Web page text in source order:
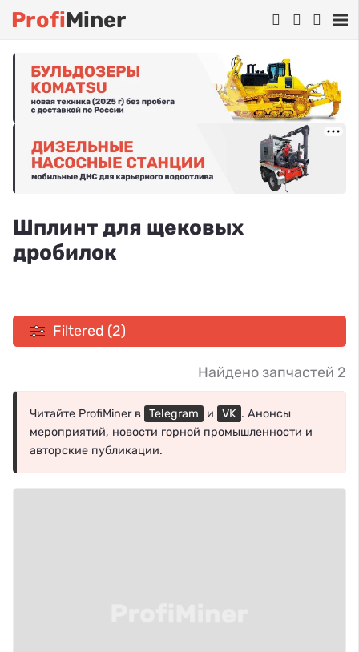
ProfiMiner
Шплинт для щековых
дробилок
Filtered (2)
Найдено запчастей 2
Читайте ProfiMiner в Telegram и VK . Анонсы
мероприятий, новости горной промышленности и
авторские публикации.